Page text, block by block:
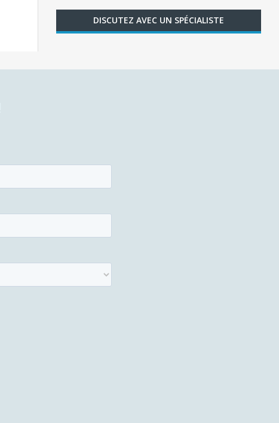
DISCUTEZ AVEC UN SPÉCIALISTE